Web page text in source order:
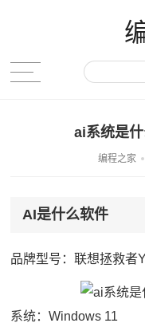
ai系统是
编程之家
AI是什么软件
品牌型号：联想拯救者
系统：Windows 11